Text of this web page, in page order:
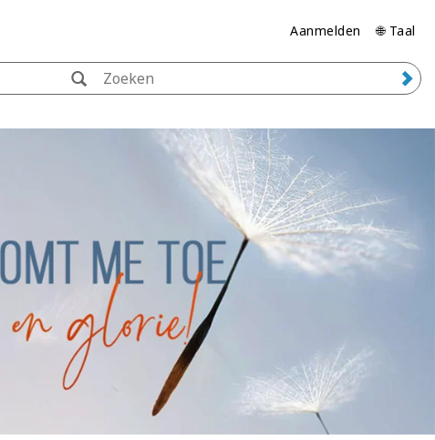
Aanmelden 🌐 Taal